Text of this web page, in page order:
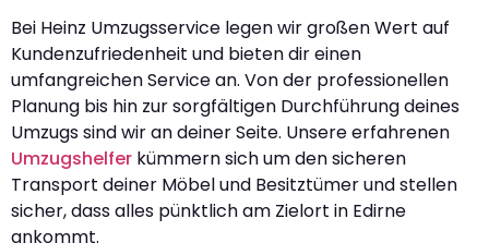
Bei Heinz Umzugsservice legen wir großen Wert auf
Kundenzufriedenheit und bieten dir einen
umfangreichen Service an. Von der professionellen
Planung bis hin zur sorgfältigen Durchführung deines
Umzugs sind wir an deiner Seite. Unsere erfahrenen
Umzugshelfer kümmern sich um den sicheren
Transport deiner Möbel und Besitztümer und stellen
sicher, dass alles pünktlich am Zielort in Edirne
ankommt.